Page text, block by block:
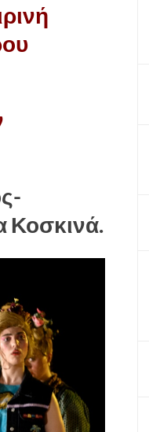
Κοσκινά.